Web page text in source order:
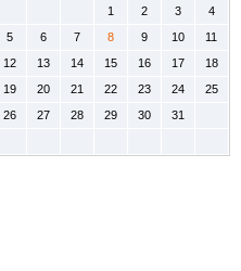
1 2 3
4
5
6 7 8 9 10
11
12
13 14 15 16 17
18
19
20 21 22 23 24
25
26
27 28 29 30 31